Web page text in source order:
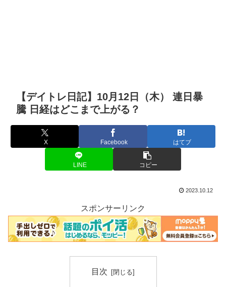
【デイトレ日記】10月12日（木） 連日暴
騰 日経はどこまで上がる？
X Facebook はてブ
LINE コピー
2023.10.12
スポンサーリンク
目次